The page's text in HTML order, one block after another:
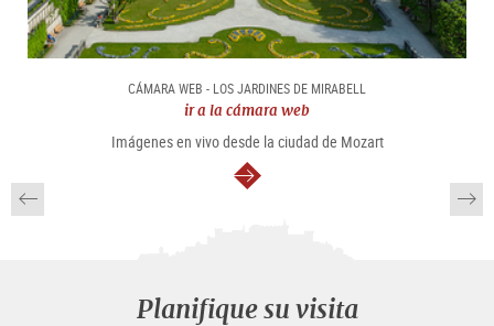
CÁMARA WEB - LOS JARDINES DE MIRABELL
ir a la cámara web
Imágenes en vivo desde la ciudad de Mozart
continuar
Planifique su visita